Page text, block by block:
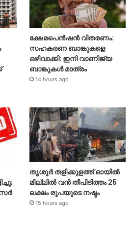
ക്ഷേമപെൻഷൻ വിതരണം:
സഹകരണ ബാങ്കുകളെ
ഒഴിവാക്കി; ഇനി വാണിജ്യ
ബാങ്കുകൾ മാത്രം
14 hours ago
തൃശൂര്‍ തളിക്കുളത്ത് ഓയില്‍
മില്ലില്‍ വൻ തീപിടിത്തം 25
ലക്ഷം രൂപയുടെ നഷ്ടം
15 hours ago